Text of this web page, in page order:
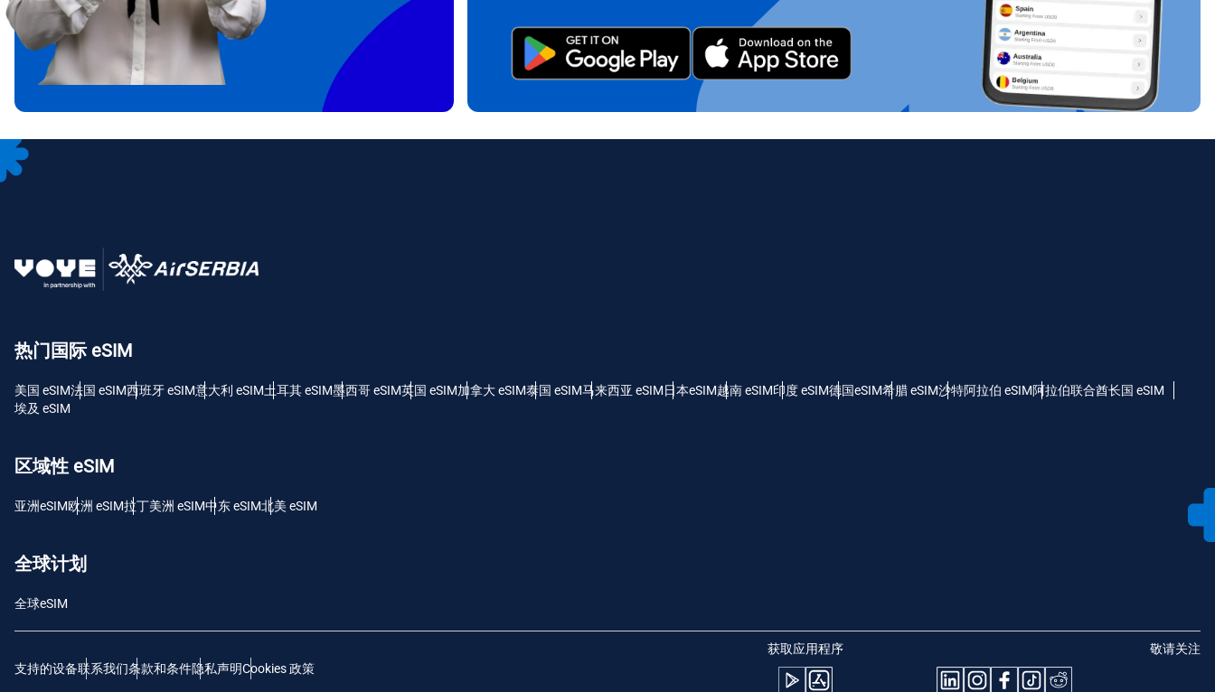
To get your eSIM, start by checking if your device supports eSIM technology.
Then, contact your mobile carrier to request an eSIM activation. They will
provide you with a QR code or activation details that you can scan or enter
in your device settings. Once activated, you can enjoy the benefits of eSIM
without needing a physical SIM card!
热门国际 eSIM
美国 eSIM法国 eSIM西班牙 eSIM意大利 eSIM土耳其 eSIM墨西哥 eSIM英国 eSIM加拿大 eSIM泰国 eSIM马来西亚 eSIM日本eSIM越南 eSIM印度 eSIM德国eSIM希腊 eSIM沙特阿拉伯 eSIM阿拉伯联合酋长国 eSIM
埃及 eSIM
区域性 eSIM
亚洲eSIM欧洲 eSIM拉丁美洲 eSIM中东 eSIM北美 eSIM
全球计划
全球eSIM
支持的设备联系我们条款和条件隐私声明Cookies 政策
获取应用程序 敬请关注
电子邮件